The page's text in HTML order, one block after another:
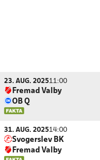
23. AUG. 202511:00
Fremad Valby
OB Q
31. AUG. 202514:00
Svogerslev BK
Fremad Valby